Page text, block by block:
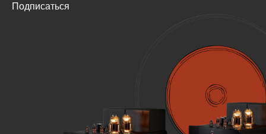
Подписаться